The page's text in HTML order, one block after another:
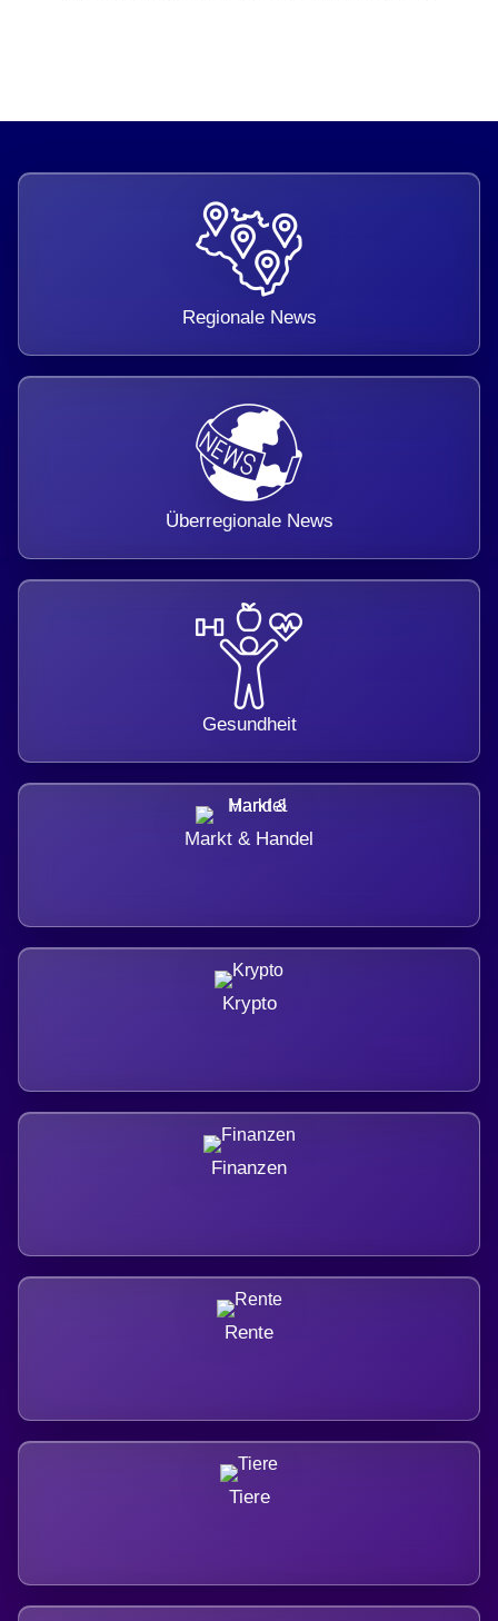
Regionale News
Überregionale News
Gesundheit
Markt & Handel
Krypto
Finanzen
Rente
Tiere